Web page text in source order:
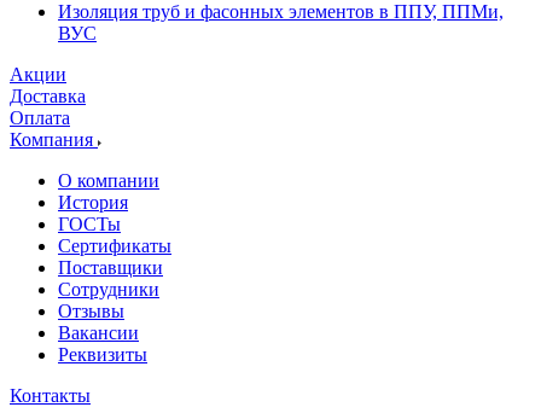
Изоляция труб и фасонных элементов в ППУ, ППМи,
ВУС
Акции
Доставка
Оплата
Компания
О компании
История
ГОСТы
Сертификаты
Поставщики
Сотрудники
Отзывы
Вакансии
Реквизиты
Контакты